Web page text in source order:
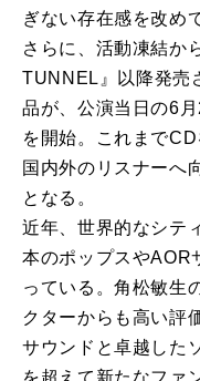
ぎない存在感を改め
さらに、活動凍結か
TUNNEL』以降発売
品が、公演当日の6
を開始。これまで
国内外のリスナーへ
となる。
近年、世界的なシテ
本のポップスやAOR
っている。角松敏生
クターからも高い評
サウンドと卓越した